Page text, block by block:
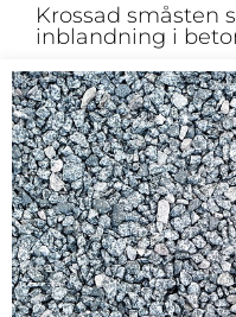
Krossad småsten
inblandning i